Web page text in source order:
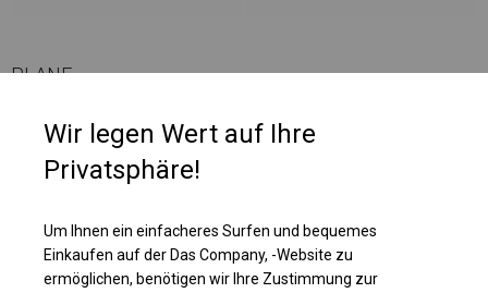
PLANE
Każda ze ścian jest wyposażona we wbudowaną siatkę przepuszczającą
powietrze. Nad każdym z takich siateczkowych okien znajduje się roleta,
która na całej długości posiada rzepy. Rzepy te, po rozwinięciu rolety
namioty z takimi ściankami można wykorzystywać w dwojaki sposób - i
jako namioty imprezowe czy ogrodowe, ustawiając w środku stoliki i
krzesła, i jako składziki do magazynowania.
Wir legen Wert auf Ihre
Privatsphäre!
Um Ihnen ein einfacheres Surfen und bequemes
Einkaufen auf der Das Company, -Website zu
ermöglichen, benötigen wir Ihre Zustimmung zur